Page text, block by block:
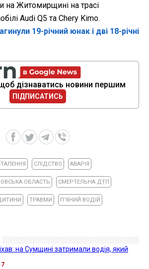
на Житомирщині на трасі
Audi Q5 та Chery Kimo.
19-річний юнак і дві 18-річні
дізнаватись новини першим
ПІДПИСАТИСЬ
СЛІДСТВО АВАРІЯ
ОБЛАСТЬ СМЕРТЕЛЬНА ДТП
ТРАВМИ ПʼЯНИЙ ВОДІЙ
на Сумщині затримали водія, який